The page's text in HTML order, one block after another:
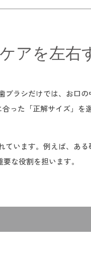
アを左右
ラシだけでは、お口
った「正解サイズ」を
います。例えば、あ
な役割を担います。